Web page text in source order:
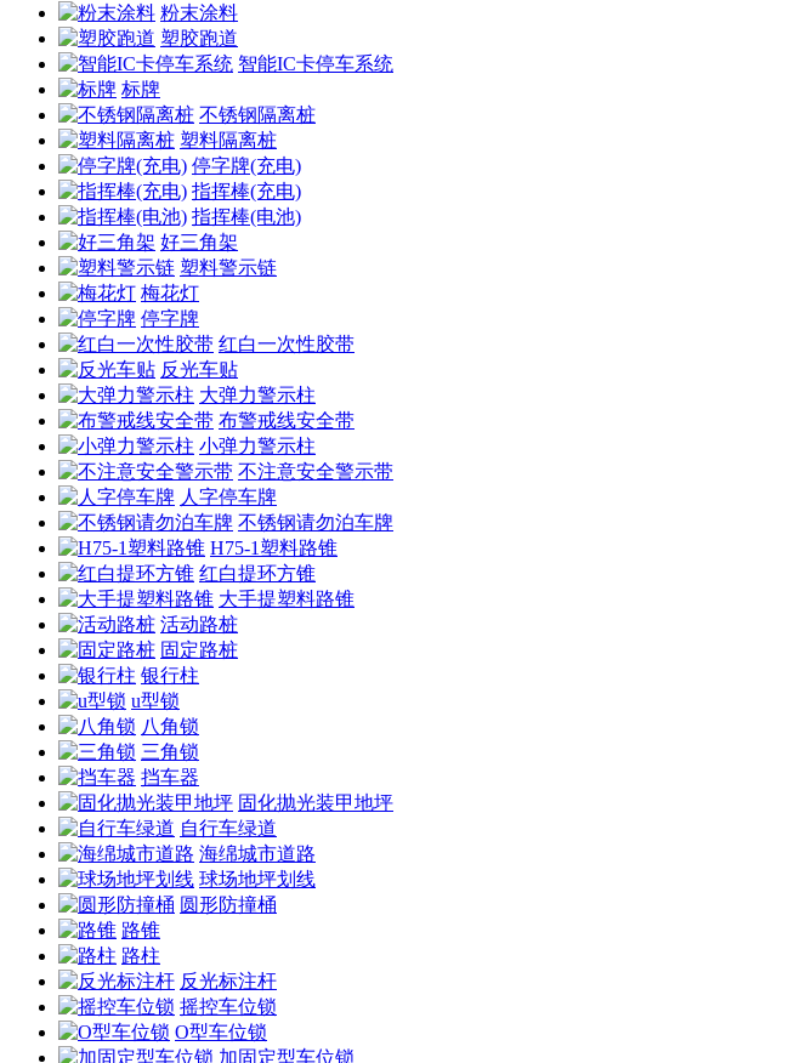
粉末涂料
塑胶跑道
智能IC卡停车系统
标牌
不锈钢隔离桩
塑料隔离桩
停字牌(充电)
指挥棒(充电)
指挥棒(电池)
好三角架
塑料警示链
梅花灯
停字牌
红白一次性胶带
反光车贴
大弹力警示柱
布警戒线安全带
小弹力警示柱
不注意安全警示带
人字停车牌
不锈钢请勿泊车牌
H75-1塑料路锥
红白提环方锥
大手提塑料路锥
活动路桩
固定路桩
银行柱
u型锁
八角锁
三角锁
挡车器
固化抛光装甲地坪
自行车绿道
海绵城市道路
球场地坪划线
圆形防撞桶
路锥
路柱
反光标注杆
摇控车位锁
O型车位锁
加固定型车位锁